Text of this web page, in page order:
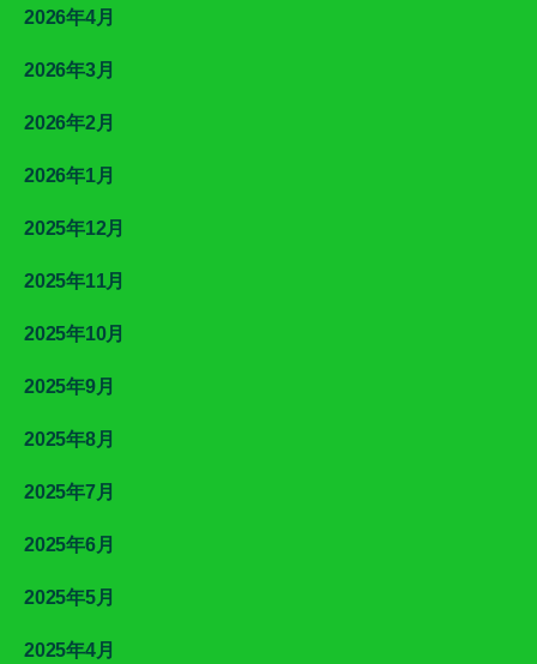
2026年4月
2026年3月
2026年2月
2026年1月
2025年12月
2025年11月
2025年10月
2025年9月
2025年8月
2025年7月
2025年6月
2025年5月
2025年4月